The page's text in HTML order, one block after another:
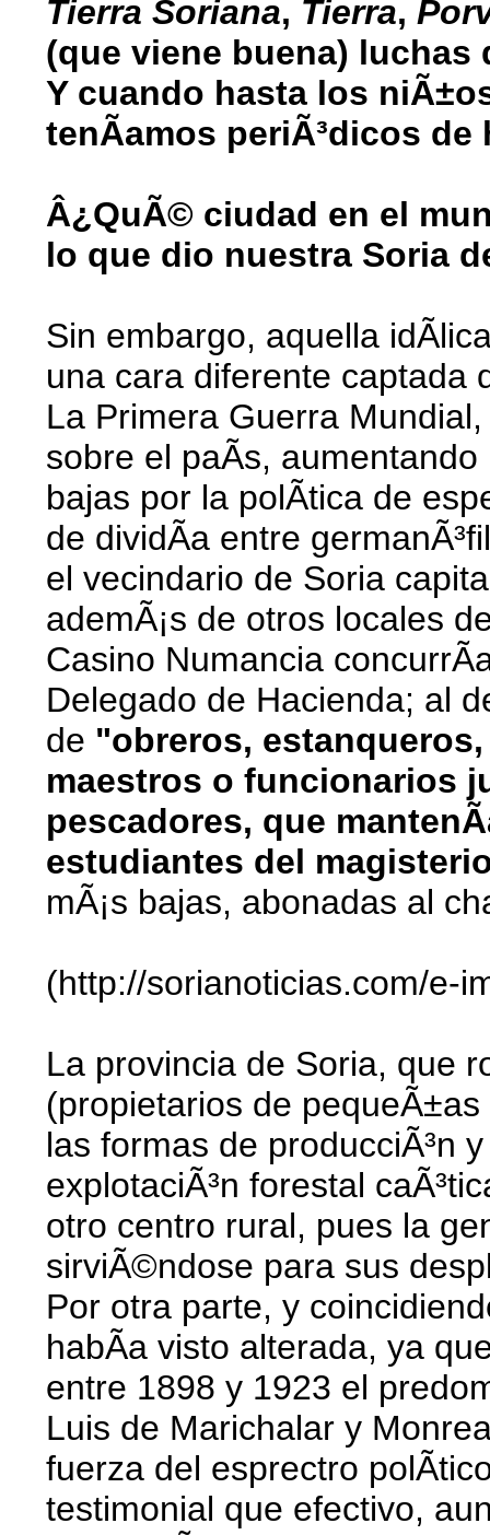
Tierra Soriana, Tierra,
(que viene buena) luchas
Y cuando hasta los
tenÃ­amos periÃ³dicos
Â¿QuÃ© ciudad en el
lo que dio nuestra Soria
Sin embargo, aquella
una cara diferente captada
La Primera Guerra
sobre el paÃ­s,
bajas por la polÃ­tica de
de dividÃ­a entre
el vecindario de Soria
ademÃ¡s de otros locales
Casino Numancia
Delegado de Hacienda; al
de "obreros,
maestros o funcionarios
pescadores, que
estudiantes del
mÃ¡s bajas, abonadas al
(http://sorianoticias.com/e-
La provincia de Soria, que
(propietarios de
las formas de producciÃ³n
explotaciÃ³n forestal
otro centro rural, pues la
sirviÃ©ndose para sus
Por otra parte, y
habÃ­a visto alterada, ya
entre 1898 y 1923 el
Luis de Marichalar y
fuerza del esprectro
testimonial que efectivo,